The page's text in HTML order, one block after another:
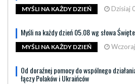
MYŚLI NA KAŻDY DZIEŃ Dzisiaj
Myśli na każdy dzień 05.08 wg słowa
MYŚLI NA KAŻDY DZIEŃ
Od doraźnej pomocy do wspólnego
łączy Polaków i Ukraińców